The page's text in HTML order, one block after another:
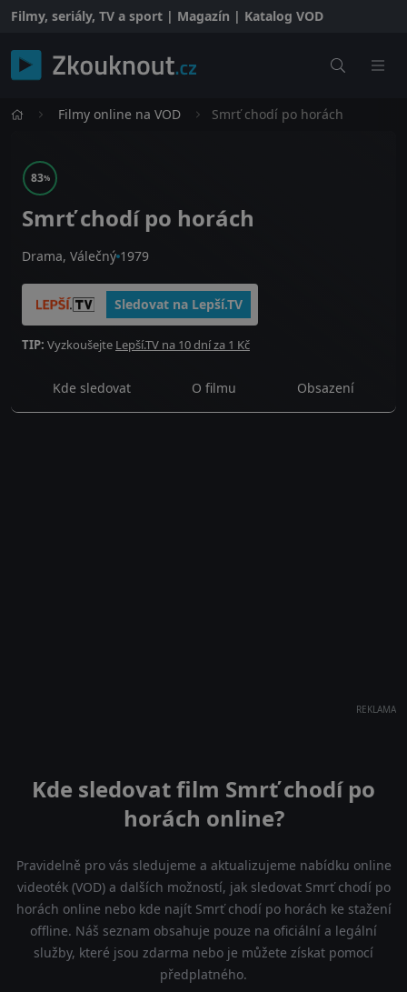
Filmy, seriály, TV a sport | Magazín | Katalog VOD
Filmy online na VOD Smrť chodí po horách
83%
Smrť chodí po horách
Drama, Válečný 1979
Sledovat na Lepší.TV
TIP: Vyzkoušejte Lepší.TV na 10 dní za 1 Kč
Kde sledovat O filmu Obsazení
REKLAMA
Kde sledovat film Smrť chodí po
horách online?
Pravidelně pro vás sledujeme a aktualizujeme nabídku online
videoték (VOD) a dalších možností, jak sledovat Smrť chodí po
horách online nebo kde najít Smrť chodí po horách ke stažení
offline. Náš seznam obsahuje pouze na oficiální a legální
služby, které jsou zdarma nebo je můžete získat pomocí
předplatného.